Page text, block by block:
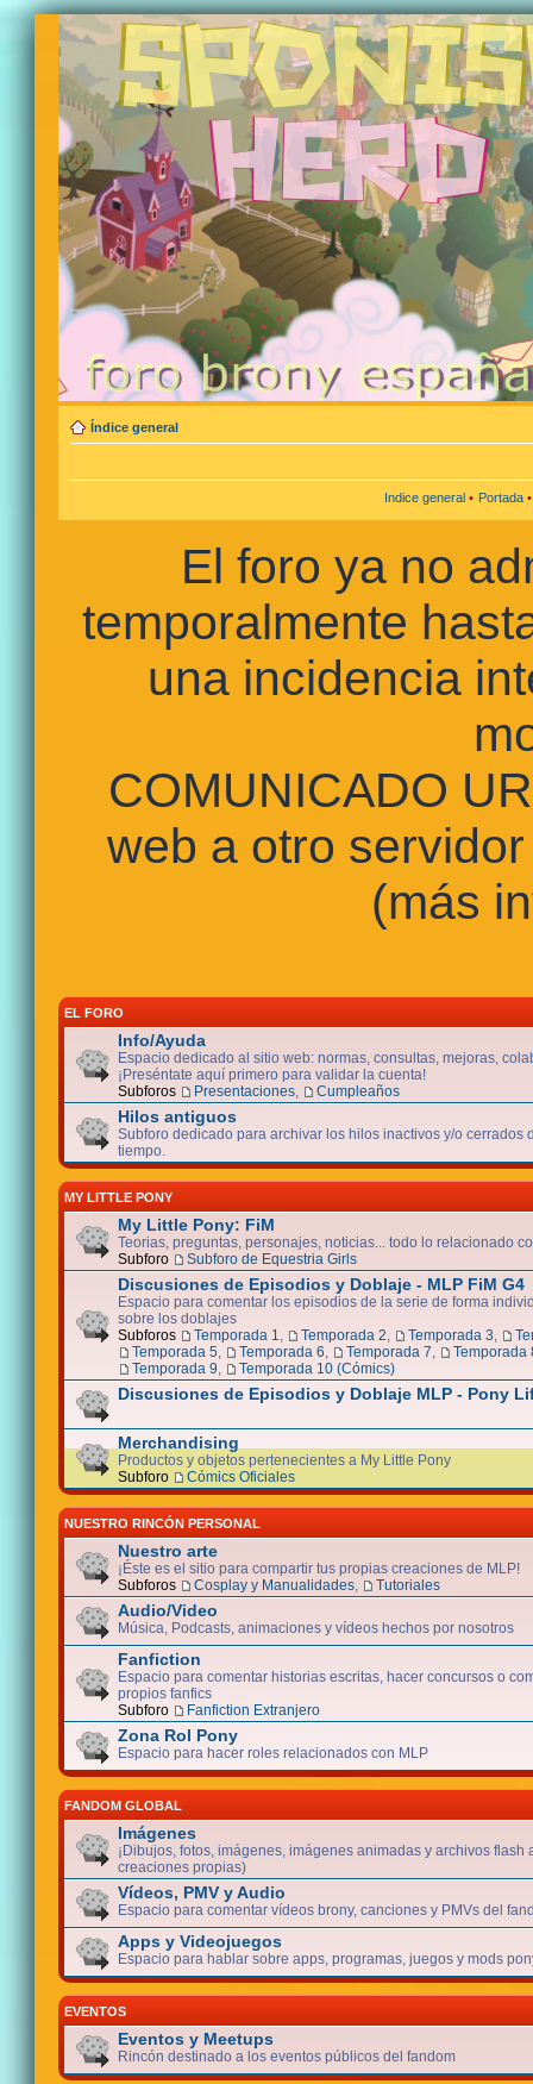
Índice general
Indice general • Portada
El foro ya no
temporalmente
una incidencia
COMUNICADO
web a otro
(más
EL FORO
Info/Ayuda
Espacio dedicado al sitio web: normas, consultas, mejoras,
¡Preséntate aquí primero para validar la cuenta!
Subforos
Presentaciones Cumpleaños
Hilos antiguos
Subforo dedicado para archivar los hilos inactivos y/o cerrados
tiempo.
MY LITTLE PONY
My Little Pony: FiM
Teorias, preguntas, personajes, noticias... todo lo relacionado
Subforo
Subforo de Equestria Girls
Discusiones de Episodios y Doblaje - MLP FiM G4
Espacio para comentar los episodios de la serie de forma
sobre los doblajes
Subforos
Temporada 1 Temporada 2 Temporada 3
Temporada 5
Temporada 6 Temporada 7
Temporada
Temporada 9
Temporada 10 (Cómics)
Discusiones de Episodios y Doblaje MLP - Pony
Merchandising
Productos y objetos pertenecientes a My Little Pony
Subforo
Cómics Oficiales
NUESTRO RINCÓN PERSONAL
Nuestro arte
¡Éste es el sitio para compartir tus propias creaciones de MLP!
Subforos
Cosplay y Manualidades Tutoriales
Audio/Video
Música, Podcasts, animaciones y vídeos hechos por nosotros
Fanfiction
Espacio para comentar historias escritas, hacer concursos o
propios fanfics
Subforo
Fanfiction Extranjero
Zona Rol Pony
Espacio para hacer roles relacionados con MLP
FANDOM GLOBAL
Imágenes
¡Dibujos, fotos, imágenes, imágenes animadas y archivos flash
creaciones propias)
Vídeos, PMV y Audio
Espacio para comentar vídeos brony, canciones y PMVs del
Apps y Videojuegos
Espacio para hablar sobre apps, programas, juegos y mods
EVENTOS
Eventos y Meetups
Rincón destinado a los eventos públicos del fandom